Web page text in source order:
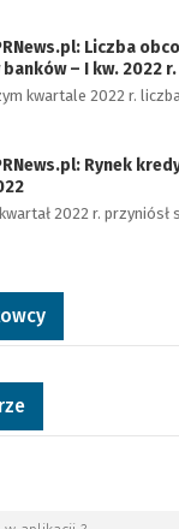
Liczba
– I kw. 2022 r.
kwartale 2022 r.
Rynek
2022 r. przyniósł